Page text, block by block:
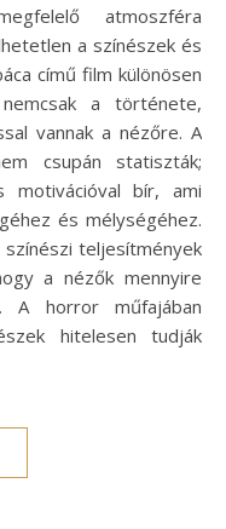
atmoszféra
a színészek és
című film különösen
a története,
vannak a nézőre. A
csupán statiszták;
motivációval bír, ami
és mélységéhez.
teljesítmények
a nézők mennyire
A horror műfajában
hitelesen tudják